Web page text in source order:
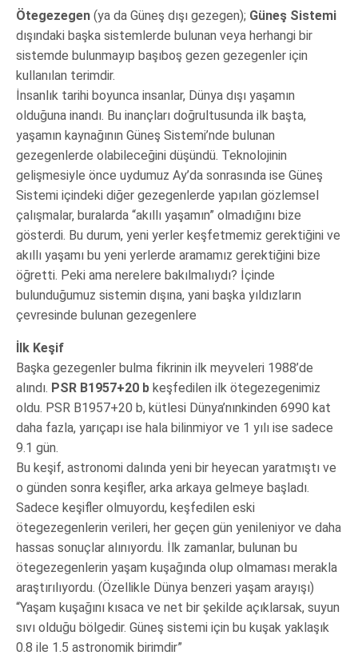
Ötegezegen (ya da Güneş dışı gezegen); Güneş Sistemi
dışındaki başka sistemlerde bulunan veya herhangi bir
sistemde bulunmayıp başıboş gezen gezegenler için
kullanılan terimdir.
İnsanlık tarihi boyunca insanlar, Dünya dışı yaşamın
olduğuna inandı. Bu inançları doğrultusunda ilk başta,
yaşamın kaynağının Güneş Sistemi’nde bulunan
gezegenlerde olabileceğini düşündü. Teknolojinin
gelişmesiyle önce uydumuz Ay’da sonrasında ise Güneş
Sistemi içindeki diğer gezegenlerde yapılan gözlemsel
çalışmalar, buralarda “akıllı yaşamın” olmadığını bize
gösterdi. Bu durum, yeni yerler keşfetmemiz gerektiğini ve
akıllı yaşamı bu yeni yerlerde aramamız gerektiğini bize
öğretti. Peki ama nerelere bakılmalıydı? İçinde
bulunduğumuz sistemin dışına, yani başka yıldızların
çevresinde bulunan gezegenlere
İlk Keşif
Başka gezegenler bulma fikrinin ilk meyveleri 1988’de
alındı. PSR B1957+20 b keşfedilen ilk ötegezegenimiz
oldu. PSR B1957+20 b, kütlesi Dünya’nınkinden 6990 kat
daha fazla, yarıçapı ise hala bilinmiyor ve 1 yılı ise sadece
9.1 gün.
Bu keşif, astronomi dalında yeni bir heyecan yaratmıştı ve
o günden sonra keşifler, arka arkaya gelmeye başladı.
Sadece keşifler olmuyordu, keşfedilen eski
ötegezegenlerin verileri, her geçen gün yenileniyor ve daha
hassas sonuçlar alınıyordu. İlk zamanlar, bulunan bu
ötegezegenlerin yaşam kuşağında olup olmaması merakla
araştırılıyordu. (Özellikle Dünya benzeri yaşam arayışı)
“Yaşam kuşağını kısaca ve net bir şekilde açıklarsak, suyun
sıvı olduğu bölgedir. Güneş sistemi için bu kuşak yaklaşık
0.8 ile 1.5 astronomik birimdir”